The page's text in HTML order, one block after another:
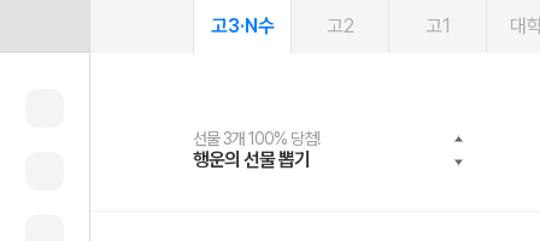
고3·N수 고2 고1 대
선물 3개 100% 당첨!
행운의 선물 뽑기
선물 100% 증정!
메가스터디 X 올리브
여름방학 스터디 캐시백
메가런 썸머스쿨
2027 러셀 단과
강사 공개선발
스마트러닝앱
설문 EVENT
메가패스
3일 무료 체험권
메가패스 수강생 무료혜택!
메가클럽 멤버십
사회공헌 캠페인
희망이룸 메가나눔